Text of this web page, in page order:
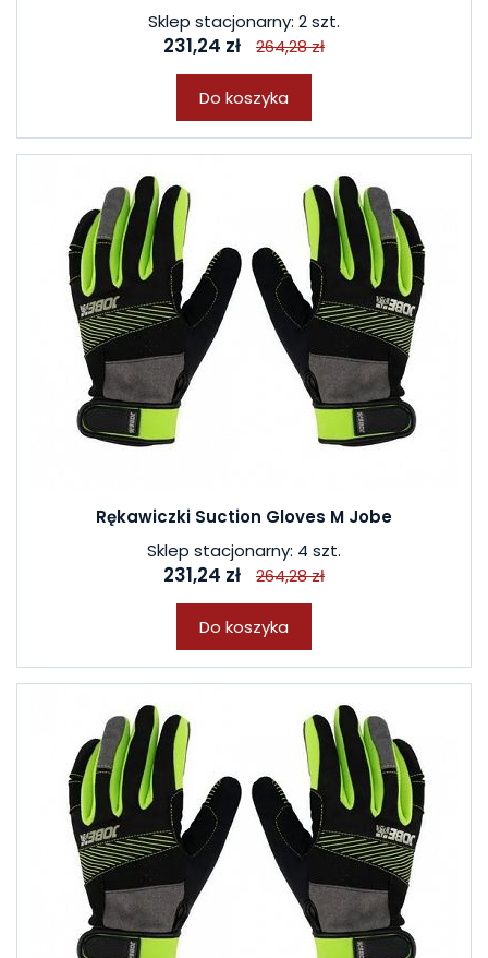
Sklep stacjonarny: 2 szt.
231,24 zł 264,28 zł
Do koszyka
Rękawiczki Suction Gloves M Jobe
Sklep stacjonarny: 4 szt.
231,24 zł 264,28 zł
Do koszyka